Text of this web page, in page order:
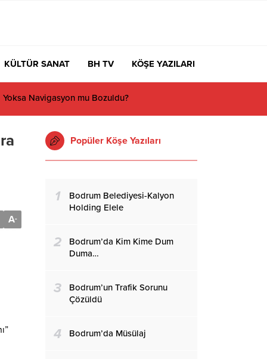
KÜLTÜR SANAT BH TV KÖŞE YAZILARI
A-
Popüler Köşe Yazıları
1
Bodrum Belediyesi-Kalyon
Holding Elele
2
Bodrum’da Kim Kime Dum
Duma…
3
Bodrum’un Trafik Sorunu
Çözüldü
4 Bodrum’da Müsülaj